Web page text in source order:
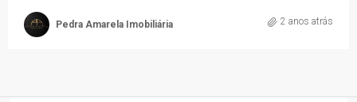
Pedra Amarela Imobiliária 2 anos atrás